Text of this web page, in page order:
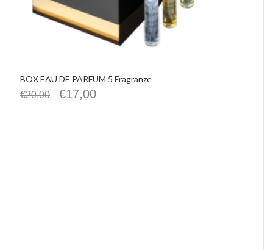
BOX EAU DE PARFUM 5 Fragranze
€20,00 €17,00